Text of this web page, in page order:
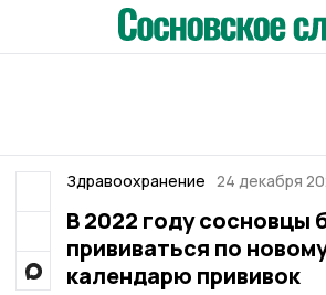
Здравоохранение 24 декабря
В 2022 году сосновцы
прививаться по
календарю прививок